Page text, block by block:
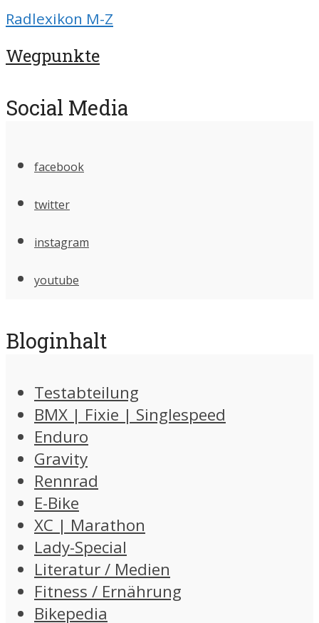
Radlexikon M-Z
Wegpunkte
Social Media
facebook
twitter
instagram
youtube
Bloginhalt
Testabteilung
BMX | Fixie | Singlespeed
Enduro
Gravity
Rennrad
E-Bike
XC | Marathon
Lady-Special
Literatur / Medien
Fitness / Ernährung
Bikepedia